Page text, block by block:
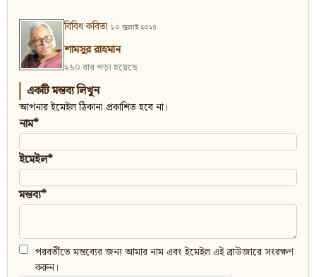
বিবিধ কবিতা ১০ জুলাই ২০২৪
শামসুর রাহমান
২৬০ বার পড়া হয়েছে
একটি মন্তব্য লিখুন
আপনার ইমেইল ঠিকানা প্রকাশিত হবে না।
নাম*
ইমেইল*
মন্তব্য*
পরবর্তীতে মন্তব্যের জন্য আমার নাম এবং ইমেইল এই ব্রাউজারে সংরক্ষণ
করুন।